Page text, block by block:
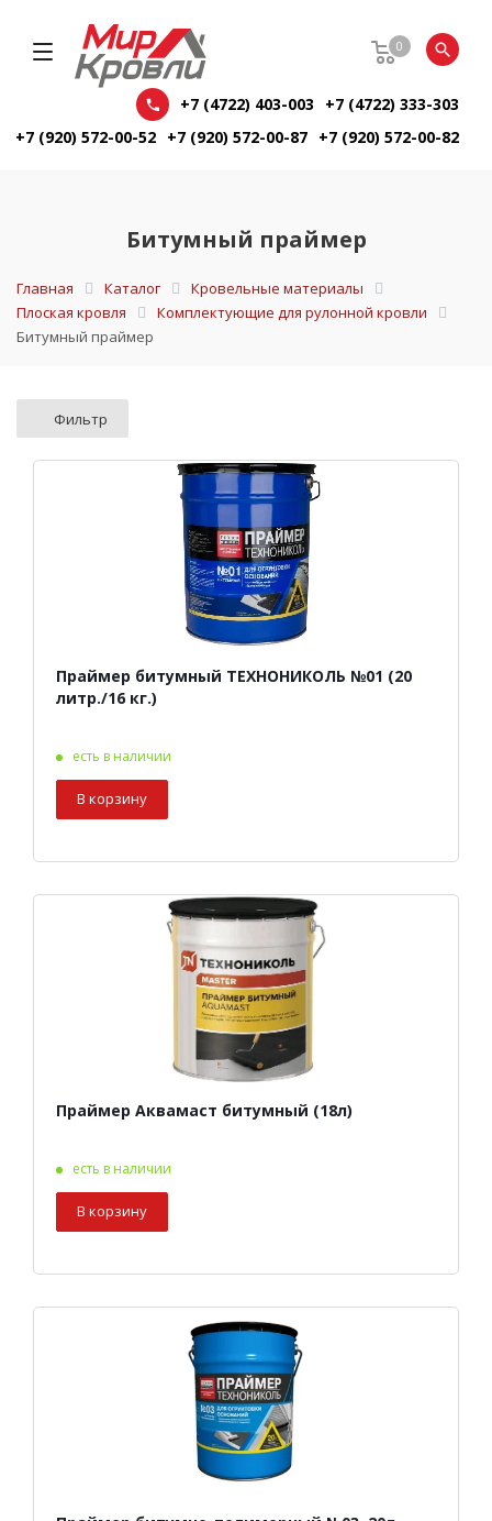
0
+7 (4722) 403-003
+7 (4722) 333-303
+7 (920) 572-00-52 +7 (920) 572-00-87 +7 (920) 572-00-82
Битумный праймер
Главная Каталог
Кровельные материалы
Плоская кровля
Комплектующие для рулонной кровли
Битумный праймер
Фильтр
Праймер битумный ТЕХНОНИКОЛЬ №01 (20
литр./16 кг.)
есть в наличии
В корзину
Праймер Аквамаст битумный (18л)
есть в наличии
В корзину